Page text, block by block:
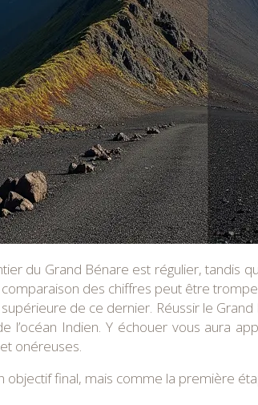
du Grand Bénare est régulier,
des chiffres peut être
supérieure de ce dernier. Réussir le
l’océan Indien. Y échouer vous aura
onéreuses.
final, mais comme la première